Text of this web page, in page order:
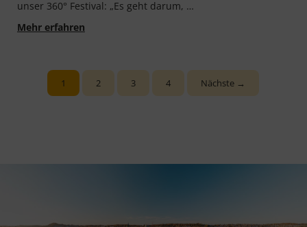
unser 360° Festival: „Es geht dar­um, …
Mehr erfahrenDas 360° Festival 2022: „Ich kam frustriert
Seite
1 Seite
2 Seite
3 Seite
4 Nächste →